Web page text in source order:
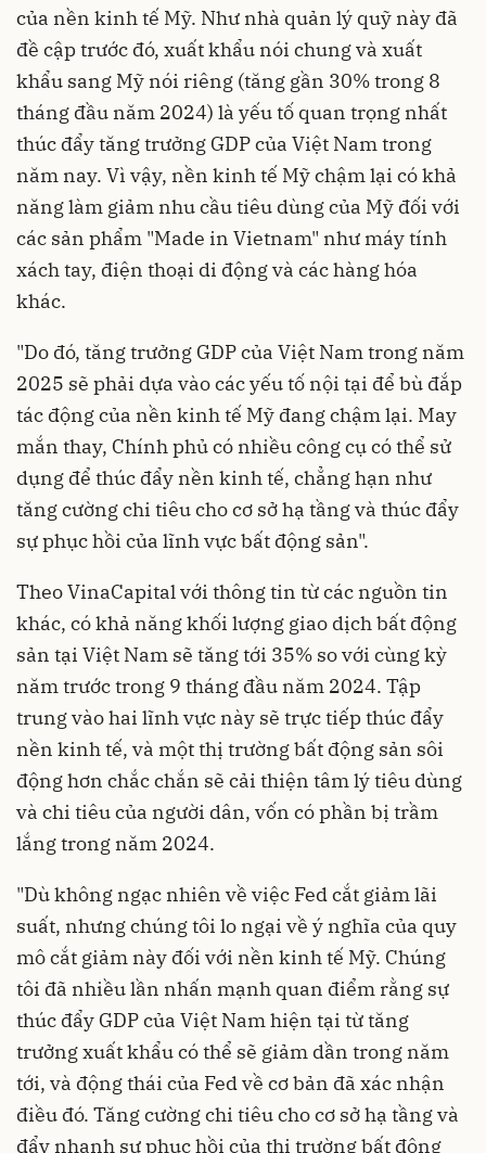
của nền kinh tế Mỹ. Như nhà quản lý quỹ này đã
đề cập trước đó, xuất khẩu nói chung và xuất
khẩu sang Mỹ nói riêng (tăng gần 30% trong 8
tháng đầu năm 2024) là yếu tố quan trọng nhất
thúc đẩy tăng trưởng GDP của Việt Nam trong
năm nay. Vì vậy, nền kinh tế Mỹ chậm lại có khả
năng làm giảm nhu cầu tiêu dùng của Mỹ đối với
các sản phẩm "Made in Vietnam" như máy tính
xách tay, điện thoại di động và các hàng hóa
khác.
"Do đó, tăng trưởng GDP của Việt Nam trong năm
2025 sẽ phải dựa vào các yếu tố nội tại để bù đắp
tác động của nền kinh tế Mỹ đang chậm lại. May
mắn thay, Chính phủ có nhiều công cụ có thể sử
dụng để thúc đẩy nền kinh tế, chẳng hạn như
tăng cường chi tiêu cho cơ sở hạ tầng và thúc đẩy
sự phục hồi của lĩnh vực bất động sản".
Theo VinaCapital với thông tin từ các nguồn tin
khác, có khả năng khối lượng giao dịch bất động
sản tại Việt Nam sẽ tăng tới 35% so với cùng kỳ
năm trước trong 9 tháng đầu năm 2024. Tập
trung vào hai lĩnh vực này sẽ trực tiếp thúc đẩy
nền kinh tế, và một thị trường bất động sản sôi
động hơn chắc chắn sẽ cải thiện tâm lý tiêu dùng
và chi tiêu của người dân, vốn có phần bị trầm
lắng trong năm 2024.
"Dù không ngạc nhiên về việc Fed cắt giảm lãi
suất, nhưng chúng tôi lo ngại về ý nghĩa của quy
mô cắt giảm này đối với nền kinh tế Mỹ. Chúng
tôi đã nhiều lần nhấn mạnh quan điểm rằng sự
thúc đẩy GDP của Việt Nam hiện tại từ tăng
trưởng xuất khẩu có thể sẽ giảm dần trong năm
tới, và động thái của Fed về cơ bản đã xác nhận
điều đó. Tăng cường chi tiêu cho cơ sở hạ tầng và
đẩy nhanh sự phục hồi của thị trường bất động